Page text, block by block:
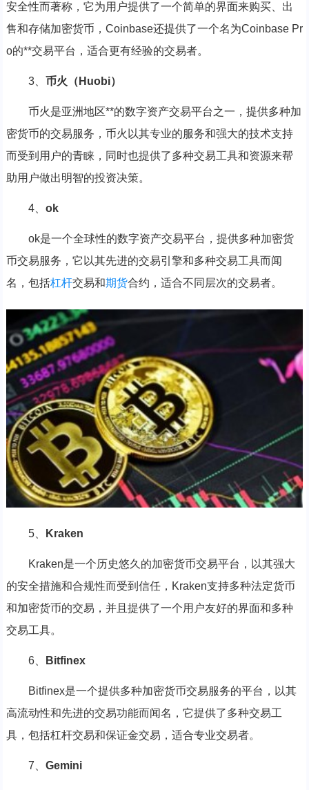
安全性而著称，它为用户提供了一个简单的界面来购买、出
售和存储加密货币，Coinbase还提供了一个名为Coinbase Pr
o的**交易平台，适合更有经验的交易者。
3、 币火（Huobi）
币火是亚洲地区**的数字资产交易平台之一，提供多种加
密货币的交易服务，币火以其专业的服务和强大的技术支持
而受到用户的青睐，同时也提供了多种交易工具和资源来帮
助用户做出明智的投资决策。
4、 ok
ok是一个全球性的数字资产交易平台，提供多种加密货
币交易服务，它以其先进的交易引擎和多种交易工具而闻
名，包括杠杆交易和期货合约，适合不同层次的交易者。
5、 Kraken
Kraken是一个历史悠久的加密货币交易平台，以其强大
的安全措施和合规性而受到信任，Kraken支持多种法定货币
和加密货币的交易，并且提供了一个用户友好的界面和多种
交易工具。
6、 Bitfinex
Bitfinex是一个提供多种加密货币交易服务的平台，以其
高流动性和先进的交易功能而闻名，它提供了多种交易工
具，包括杠杆交易和保证金交易，适合专业交易者。
7、 Gemini